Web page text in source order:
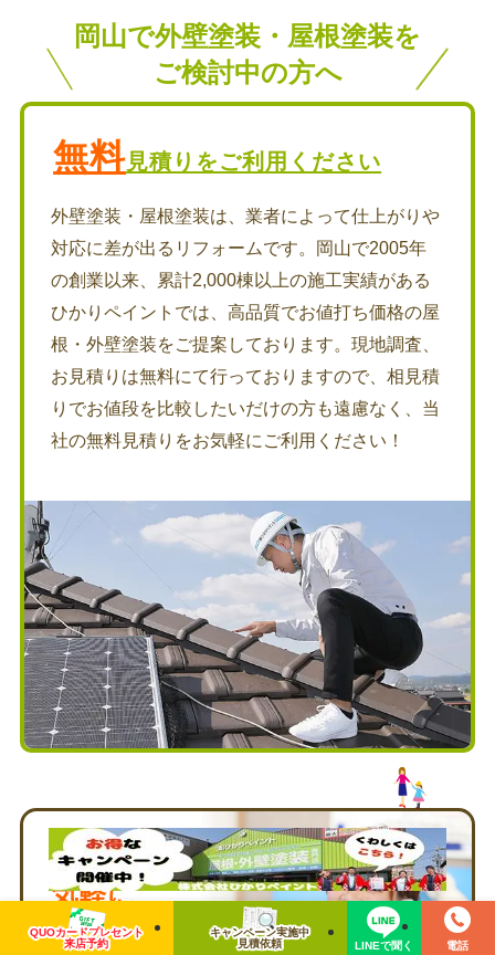
岡山で外壁塗装・屋根塗装を
ご検討中の方へ
無料見積りをご利用ください
外壁塗装・屋根塗装は、業者によって仕上がりや
対応に差が出るリフォームです。岡山で2005年
の創業以来、累計2,000棟以上の施工実績がある
ひかりペイントでは、高品質でお値打ち価格の屋
根・外壁塗装をご提案しております。現地調査、
お見積りは無料にて行っておりますので、相見積
りでお値段を比較したいだけの方も遠慮なく、当
社の無料見積りをお気軽にご利用ください！
お見積り・お問い合わせはお
気軽に
QUOカードプレセント
来店予約
キャンペーン実施中
見積依頼
LINEで聞く 電話